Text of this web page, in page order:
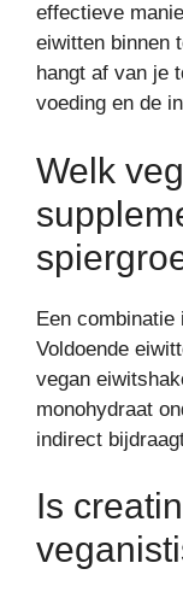
effectieve
eiwitten binnen
hangt af van je
voeding en de
Welk
Een
Voldoende
vegan
monohydraat
indirect
Is